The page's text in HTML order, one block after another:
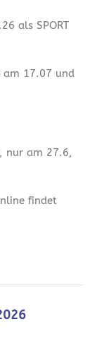
als SPORT
am 17.07 und
nur am 27.6,
findet